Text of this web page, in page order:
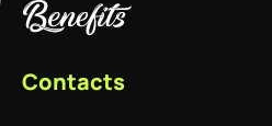
Contacts